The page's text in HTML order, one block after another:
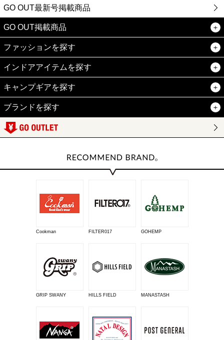
GO OUT最新号掲載商品
GO OUT掲載商品
ファッションを探す
インドアアイテムを探す
キャンプギアを探す
ブランドを探す
Cookman FILTER017 GOHEMP
GRIP SWANY HILLS FIELD MANASTASH